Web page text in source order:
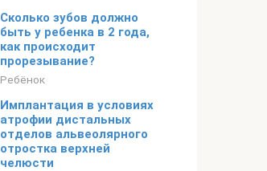
Сколько зубов должно
быть у ребенка в 2 года,
как происходит
прорезывание?
Ребёнок
Имплантация в условиях
атрофии дистальных
отделов альвеолярного
отростка верхней
челюсти